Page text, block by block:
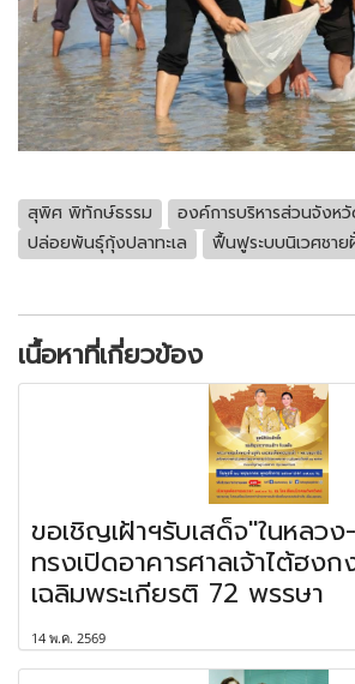
สุพิศ พิทักษ์ธรรม
องค์การบริหารส่วนจังห
ปล่อยพันธุ์กุ้งปลาทะเล
ฟื้นฟูระบบนิเวศชาย
เนื้อหาที่เกี่ยวข้อง
ขอเชิญเฝ้าฯรับเสด็จ"ในหลวง
ทรงเปิดอาคารศาลเจ้าไต้ฮง
เฉลิมพระเกียรติ 72 พรรษา
14 พ.ค. 2569